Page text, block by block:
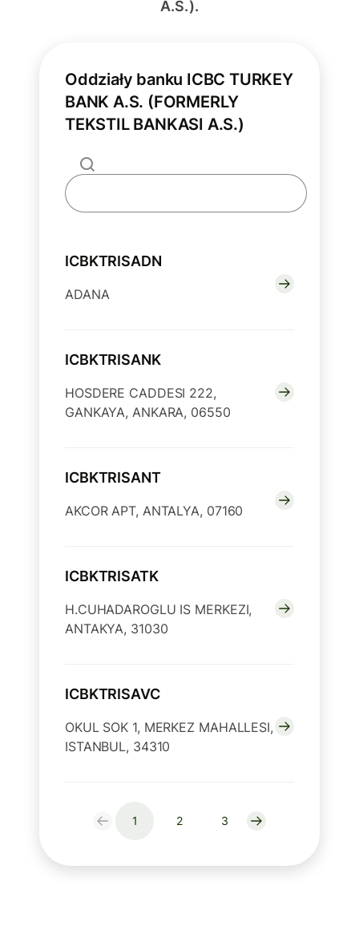
A.S.).
Oddziały banku ICBC TURKEY
BANK A.S. (FORMERLY
TEKSTIL BANKASI A.S.)
ICBKTRISADN
ADANA
ICBKTRISANK
HOSDERE CADDESI 222,
GANKAYA, ANKARA, 06550
ICBKTRISANT
AKCOR APT, ANTALYA, 07160
ICBKTRISATK
H.CUHADAROGLU IS MERKEZI,
ANTAKYA, 31030
ICBKTRISAVC
OKUL SOK 1, MERKEZ MAHALLESI,
ISTANBUL, 34310
1 2 3